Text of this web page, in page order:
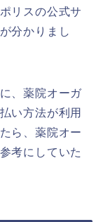
リスの公式サ
分かりまし
、薬院オーガ
い方法が利用
ら、薬院オー
考にしていた